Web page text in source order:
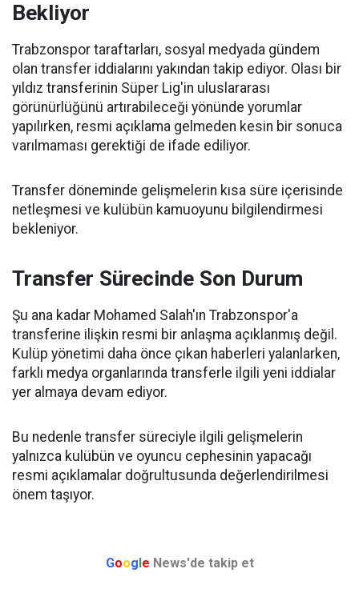
Bekliyor
Trabzonspor taraftarları, sosyal medyada gündem
olan transfer iddialarını yakından takip ediyor. Olası bir
yıldız transferinin Süper Lig'in uluslararası
görünürlüğünü artırabileceği yönünde yorumlar
yapılırken, resmi açıklama gelmeden kesin bir sonuca
varılmaması gerektiği de ifade ediliyor.
Transfer döneminde gelişmelerin kısa süre içerisinde
netleşmesi ve kulübün kamuoyunu bilgilendirmesi
bekleniyor.
Transfer Sürecinde Son Durum
Şu ana kadar Mohamed Salah'ın Trabzonspor'a
transferine ilişkin resmi bir anlaşma açıklanmış değil.
Kulüp yönetimi daha önce çıkan haberleri yalanlarken,
farklı medya organlarında transferle ilgili yeni iddialar
yer almaya devam ediyor.
Bu nedenle transfer süreciyle ilgili gelişmelerin
yalnızca kulübün ve oyuncu cephesinin yapacağı
resmi açıklamalar doğrultusunda değerlendirilmesi
önem taşıyor.
Google News'de takip et